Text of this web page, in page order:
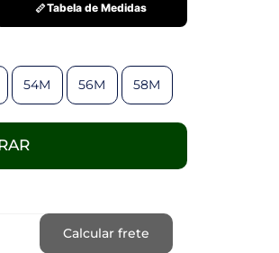
Tabela de Medidas
54M 56M 58M
Calcular frete